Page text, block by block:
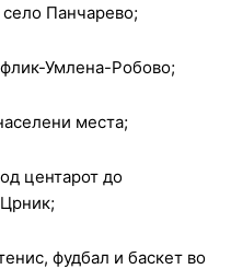
село Панчарево;
Умлена-Робово;
места;
центарот до
фудбал и баскет во